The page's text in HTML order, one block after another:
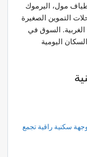
مول، اليرموك
التموين الصغيرة
الغربية. السوق في
اليومية
سكنية راقية تجمع